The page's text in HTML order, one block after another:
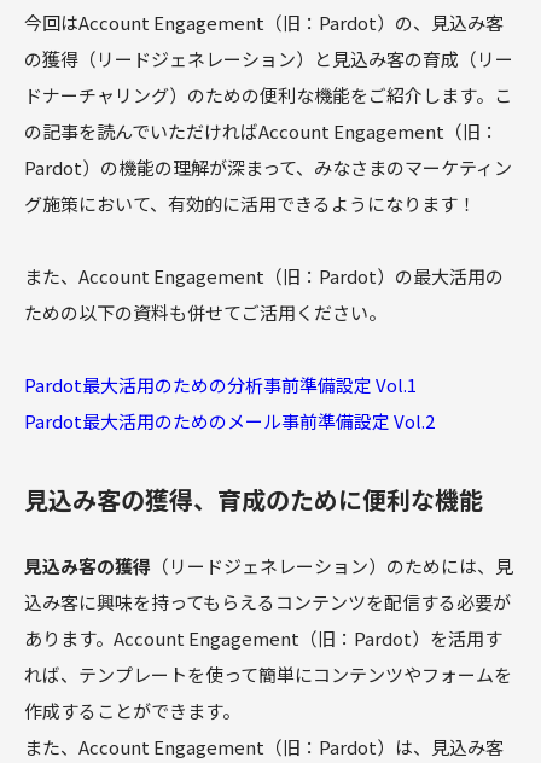
今回はAccount Engagement（旧：Pardot）の、見込み客
の獲得（リードジェネレーション）と見込み客の育成（リー
ドナーチャリング）のための便利な機能をご紹介します。こ
の記事を読んでいただければAccount Engagement（旧：
Pardot）の機能の理解が深まって、みなさまのマーケティン
グ施策において、有効的に活用できるようになります！
また、Account Engagement（旧：Pardot）の最大活用の
ための以下の資料も併せてご活用ください。
Pardot最大活用のための分析事前準備設定 Vol.1
Pardot最大活用のためのメール事前準備設定 Vol.2
見込み客の獲得、育成のために便利な機能
見込み客の獲得 （リードジェネレーション）のためには、見
込み客に興味を持ってもらえるコンテンツを配信する必要が
あります。Account Engagement（旧：Pardot）を活用す
れば、テンプレートを使って簡単にコンテンツやフォームを
作成することができます。
また、Account Engagement（旧：Pardot）は、見込み客